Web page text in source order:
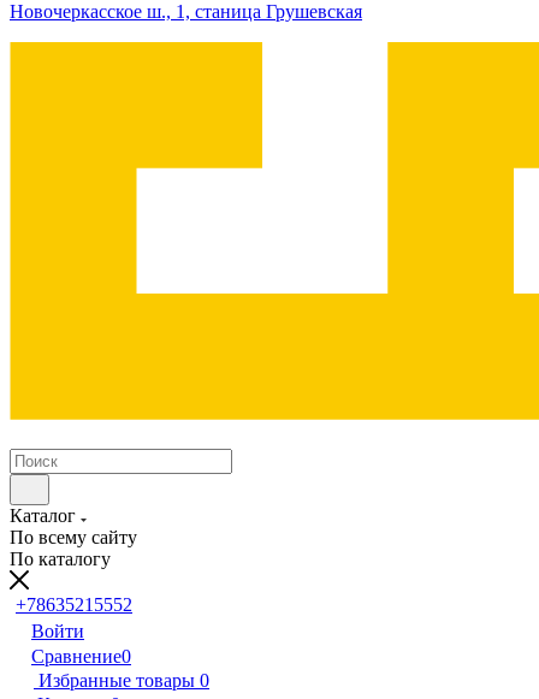
Новочеркасское ш., 1, станица Грушевская
Каталог
По всему сайту
По каталогу
+78635215552
Войти
Сравнение0
Избранные товары 0